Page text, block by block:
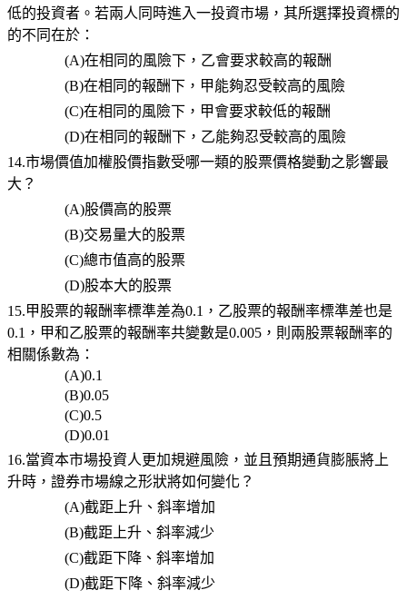
低的投資者。若兩人同時進入一投資市場，其所選擇投資標的
的不同在於：
(A)在相同的風險下，乙會要求較高的報酬
(B)在相同的報酬下，甲能夠忍受較高的風險
(C)在相同的風險下，甲會要求較低的報酬
(D)在相同的報酬下，乙能夠忍受較高的風險
14.市場價值加權股價指數受哪一類的股票價格變動之影響最
大？
(A)股價高的股票
(B)交易量大的股票
(C)總市值高的股票
(D)股本大的股票
15.甲股票的報酬率標準差為0.1，乙股票的報酬率標準差也是
0.1，甲和乙股票的報酬率共變數是0.005，則兩股票報酬率的
相關係數為：
(A)0.1
(B)0.05
(C)0.5
(D)0.01
16.當資本市場投資人更加規避風險，並且預期通貨膨脹將上
升時，證券市場線之形狀將如何變化？
(A)截距上升、斜率增加
(B)截距上升、斜率減少
(C)截距下降、斜率增加
(D)截距下降、斜率減少